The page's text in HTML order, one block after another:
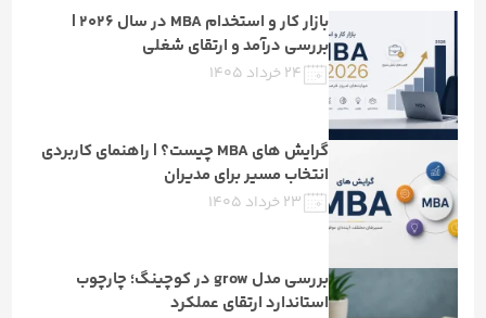
بازار کار و استخدام MBA در سال ۲۰۲۶ |
بررسی درآمد و ارتقای شغلی
۲۴ خرداد ۱۴۰۵
گرایش های MBA چیست؟ | راهنمای کاربردی
انتخاب مسیر برای مدیران
۲۳ خرداد ۱۴۰۵
بررسی مدل grow در کوچینگ؛ چارچوب
استاندارد ارتقای عملکرد